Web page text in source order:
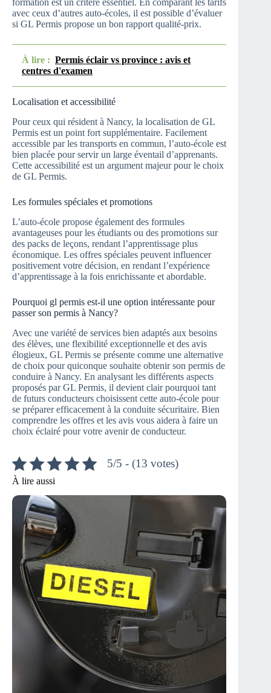
formation est un critère essentiel. En comparant les tarifs
avec ceux d’autres auto-écoles, il est possible d’évaluer
si GL Permis propose un bon rapport qualité-prix.
À lire : Permis éclair vs province : avis et
centres d'examen
Localisation et accessibilité
Pour ceux qui résident à Nancy, la localisation de GL
Permis est un point fort supplémentaire. Facilement
accessible par les transports en commun, l’auto-école est
bien placée pour servir un large éventail d’apprenants.
Cette accessibilité est un argument majeur pour le choix
de GL Permis.
Les formules spéciales et promotions
L’auto-école propose également des formules
avantageuses pour les étudiants ou des promotions sur
des packs de leçons, rendant l’apprentissage plus
économique. Les offres spéciales peuvent influencer
positivement votre décision, en rendant l’expérience
d’apprentissage à la fois enrichissante et abordable.
Pourquoi gl permis est-il une option intéressante pour
passer son permis à Nancy?
Avec une variété de services bien adaptés aux besoins
des élèves, une flexibilité exceptionnelle et des avis
élogieux, GL Permis se présente comme une alternative
de choix pour quiconque souhaite obtenir son permis de
conduire à Nancy. En analysant les différents aspects
proposés par GL Permis, il devient clair pourquoi tant
de futurs conducteurs choisissent cette auto-école pour
se préparer efficacement à la conduite sécuritaire. Bien
comprendre les offres et les avis vous aidera à faire un
choix éclairé pour votre avenir de conducteur.
5/5 - (13 votes)
À lire aussi